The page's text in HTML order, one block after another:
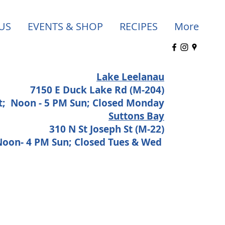
EVENTS & SHOP RECIPES More
Lake Leelanau
7150 E Duck Lake Rd (M-204)
Noon - 5 PM Sun; Closed Monday
Suttons Bay
310 N St Joseph St (M-22)
4 PM Sun; Closed Tues & Wed